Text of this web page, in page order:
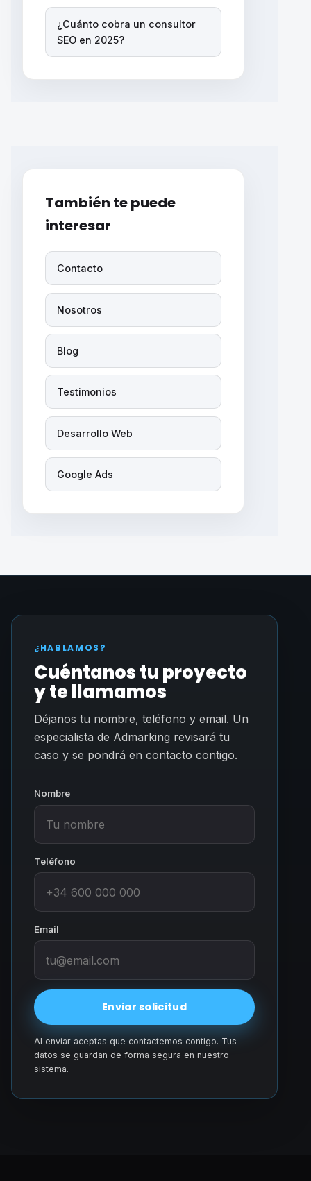
¿Cuánto cobra un consultor
SEO en 2025?
También te puede
interesar
Contacto
Nosotros
Blog
Testimonios
Desarrollo Web
Google Ads
¿HABLAMOS?
Cuéntanos tu proyecto
y te llamamos
Déjanos tu nombre, teléfono y email. Un
especialista de Admarking revisará tu
caso y se pondrá en contacto contigo.
Nombre
Teléfono
Email
Enviar solicitud
Al enviar aceptas que contactemos contigo. Tus
datos se guardan de forma segura en nuestro
sistema.